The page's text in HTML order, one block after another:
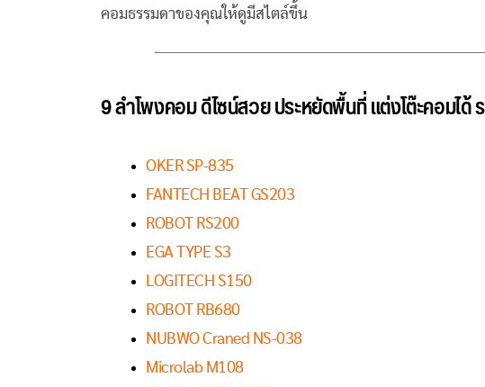
คอมธรรมดาของคุณให้ดูมีสไตล์ขึ้น
9 ลำโพงคอม ดีไซน์สวย ประหยัดพื้นที่ แต่งโต๊ะคอมได้
OKER SP-835
FANTECH BEAT GS203
ROBOT RS200
EGA TYPE S3
LOGITECH S150
ROBOT RB680
NUBWO Craned NS-038
Microlab M108